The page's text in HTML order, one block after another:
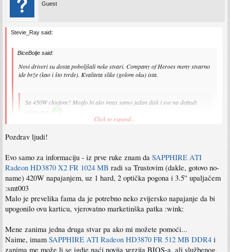
Guest
Stevie_Ray said:
BiceBolje said:
Novi driveri su dosta poboljšali neke stvari. Company of Heroes meny stvarno
ide brže (kao i što tvrde). Kvaliteta slike (golom oku) ista.
Sa 450W chiefom? Moglo bi ako imas samo jedan disk i sve na default
taktovima.
taktovi su povećani (kao i naponi) na grafičkoj i procesoru. Sve radi (za sad)
Ne kapiras, pitanje oko napajanja je bilo postavljeno za 3870X2. Ti imas 3870X2
na 400W chieftecu? Don't think so.
Click to expand...
Pozdrav ljudi!
Evo samo za informaciju - iz prve ruke znam da SAPPHIRE ATI
Radeon HD3870 X2 FR 1024 MB radi sa Trustovim (dakle, gotovo no-
name) 420W napajanjem, uz 1 hard, 2 optička pogona i 3.5'' upaljačem
:smt003
Malo je prevelika fama da je potrebno neko zvijersko napajanje da bi
upogonilo ovu karticu, vjerovatno marketinška patka :wink:
Mene zanima jedna druga stvar pa ako mi možete pomoći...
Naime, imam SAPPHIRE ATI Radeon HD3870 FR 512 MB DDR4 i
zanima me može li se igdje naći novija verzija BIOS-a, ali službenog,